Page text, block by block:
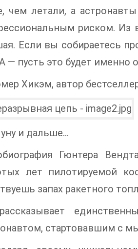
чем летали, а
риском. Из
Если вы собираетесь
— пусть это будет именно
Хикэм, автор
и дальше...
Гюнтера
лет пилотируемой
запах ракетного
стартовавшим с